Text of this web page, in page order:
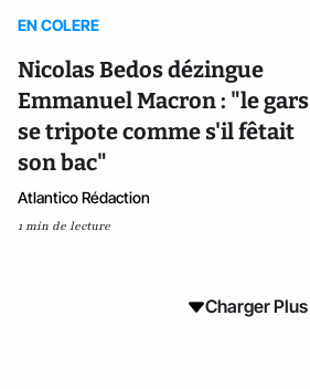
EN COLERE
Nicolas Bedos dézingue
Emmanuel Macron : "le gars
se tripote comme s'il fêtait
son bac"
Atlantico Rédaction
1 min de lecture
Charger Plus